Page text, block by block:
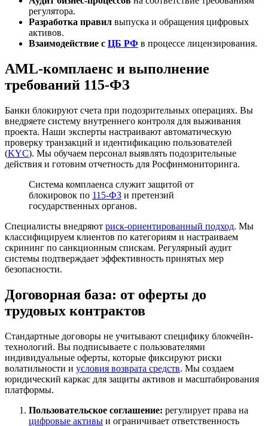
регулятора.
Разработка правил выпуска и обращения цифровых
активов.
Взаимодействие с ЦБ РФ в процессе лицензирования.
AML-комплаенс и выполнение
требований 115-ФЗ
Банки блокируют счета при подозрительных операциях. Вы
внедряете систему внутреннего контроля для выживания
проекта. Наши эксперты настраивают автоматическую
проверку транзакций и идентификацию пользователей
(KYC). Мы обучаем персонал выявлять подозрительные
действия и готовим отчетность для Росфинмониторинга.
Система комплаенса служит защитой от
блокировок по 115-ФЗ и претензий
государственных органов.
Специалисты внедряют риск-ориентированный подход. Мы
классифицируем клиентов по категориям и настраиваем
скрининг по санкционным спискам. Регулярный аудит
системы подтверждает эффективность принятых мер
безопасности.
Договорная база: от оферты до
трудовых контрактов
Стандартные договоры не учитывают специфику блокчейн-
технологий. Вы подписываете с пользователями
индивидуальные оферты, которые фиксируют риски
волатильности и условия возврата средств. Мы создаем
юридический каркас для защиты активов и масштабирования
платформы.
Пользовательское соглашение: регулирует права на
цифровые активы и ограничивает ответственность